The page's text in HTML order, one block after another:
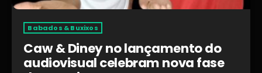
Babados & Buxixos
Caw & Diney no lançamento do
audiovisual celebram nova fase